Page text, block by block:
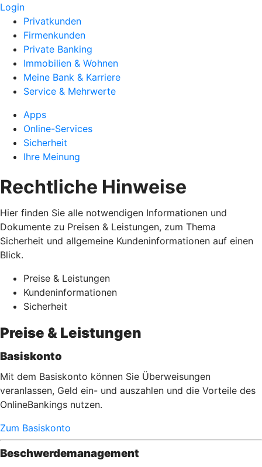
Login
Privatkunden
Firmenkunden
Private Banking
Immobilien & Wohnen
Meine Bank & Karriere
Service & Mehrwerte
Apps
Online-Services
Sicherheit
Ihre Meinung
Rechtliche Hinweise
Hier finden Sie alle notwendigen Informationen und
Dokumente zu Preisen & Leistungen, zum Thema
Sicherheit und allgemeine Kundeninformationen auf einen
Blick.
Preise & Leistungen
Kundeninformationen
Sicherheit
Preise & Leistungen
Basiskonto
Mit dem Basiskonto können Sie Überweisungen
veranlassen, Geld ein- und auszahlen und die Vorteile des
OnlineBankings nutzen.
Zum Basiskonto
Beschwerdemanagement